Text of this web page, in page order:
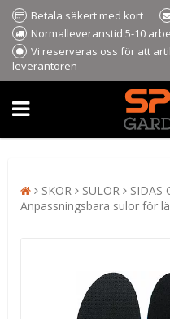
Betala säkert med kort
Normalleveranstid 5-10
Vi reserveras oss för att
leverantören
SKOR SULOR
SIDAS
Anpassningsbara sulor för